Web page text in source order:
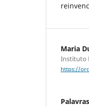
Maria
Instituto
https://